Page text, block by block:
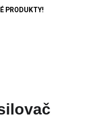
PRODUKTY!